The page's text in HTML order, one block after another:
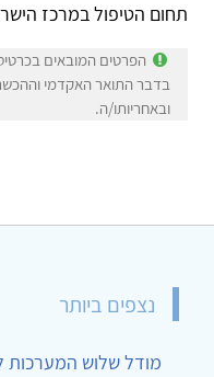
תחום הטיפול במרכז
הפרטים המובאים
בדבר התואר האקדמי
ובאחריותו/ה.
נצפים ביותר
מודל שלוש המערכות